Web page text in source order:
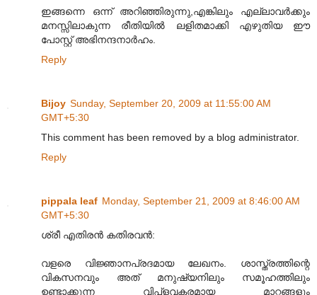
ഇങ്ങന്നെ ഒന്ന് അറിഞ്ഞിരുന്നു,എങ്കിലും എല്ലാവര്‍ക്കും
മനസ്സിലാകുന്ന രീതിയില്‍ ലളിതമാക്കി എഴുതിയ ഈ
പോസ്റ്റ് അഭിനന്ദനാര്‍ഹം.
Reply
Bijoy Sunday, September 20, 2009 at 11:55:00 AM
GMT+5:30
This comment has been removed by a blog administrator.
Reply
pippala leaf Monday, September 21, 2009 at 8:46:00 AM
GMT+5:30
ശ്രീ എതിരൻ കതിരവൻ:
വളരെ വിജ്ഞാനപ്രദമായ ലേഖനം. ശാസ്ത്രത്തിന്റെ
വികസനവും അത്‌ മനുഷ്യനിലും സമൂഹത്തിലും
ഉണ്ടാക്കുന്ന വിപ്‌ളവകരമായ മാറ്റങ്ങളും